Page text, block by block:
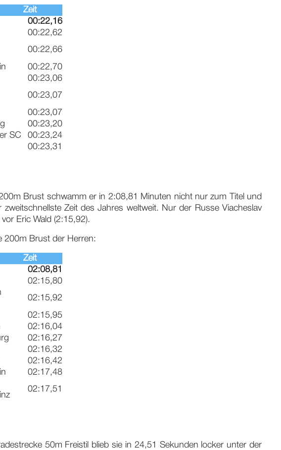
Zeit
00:22,16
00:22,62
00:22,66
00:22,70
00:23,06
00:23,07
00:23,07
00:23,20
SC
00:23,24
00:23,31
Brust schwamm er in 2:08,81 Minuten nicht nur zum Titel und
Zeit des Jahres weltweit. Nur der Russe Viacheslav
Eric Wald (2:15,92).
200m Brust der Herren:
Zeit
02:08,81
02:15,80
02:15,92
02:15,95
02:16,04
02:16,27
02:16,32
02:16,42
02:17,48
02:17,51
50m Freistil blieb sie in 24,51 Sekunden locker unter der